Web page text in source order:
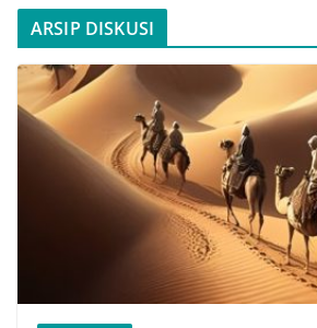
ARSIP DISKUSI